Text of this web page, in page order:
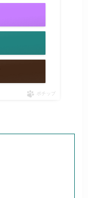
ポチップ